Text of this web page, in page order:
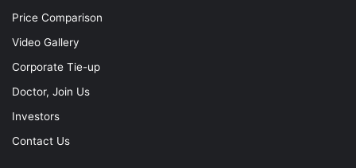
Price Comparison
Video Gallery
Corporate Tie-up
Doctor, Join Us
Investors
Contact Us